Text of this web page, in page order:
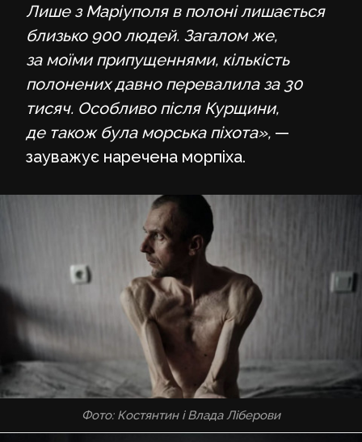
Лише з Маріуполя в полоні лишається
близько 900 людей. Загалом же,
за моїми припущеннями, кількість
полонених давно перевалила за 30
тисяч. Особливо після Курщини,
де також була морська піхота», —
зауважує наречена морпіха.
Фото: Костянтин і Влада Ліберови